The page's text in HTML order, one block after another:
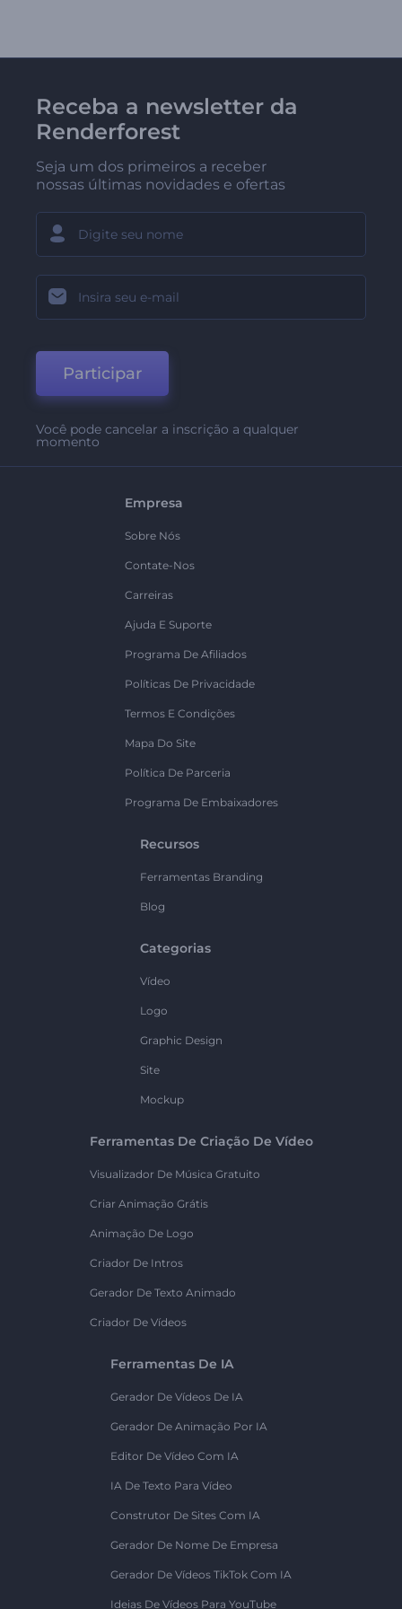
Receba a newsletter da
Renderforest
Seja um dos primeiros a receber
nossas últimas novidades e ofertas
Participar
Você pode cancelar a inscrição a qualquer
momento
Empresa
Sobre Nós
Contate-Nos
Carreiras
Ajuda E Suporte
Programa De Afiliados
Políticas De Privacidade
Termos E Condições
Mapa Do Site
Política De Parceria
Programa De Embaixadores
Recursos
Ferramentas Branding
Blog
Categorias
Vídeo
Logo
Graphic Design
Site
Mockup
Ferramentas De Criação De Vídeo
Visualizador De Música Gratuito
Criar Animação Grátis
Animação De Logo
Criador De Intros
Gerador De Texto Animado
Criador De Vídeos
Ferramentas De IA
Gerador De Vídeos De IA
Gerador De Animação Por IA
Editor De Vídeo Com IA
IA De Texto Para Vídeo
Construtor De Sites Com IA
Gerador De Nome De Empresa
Gerador De Vídeos TikTok Com IA
Ideias De Vídeos Para YouTube